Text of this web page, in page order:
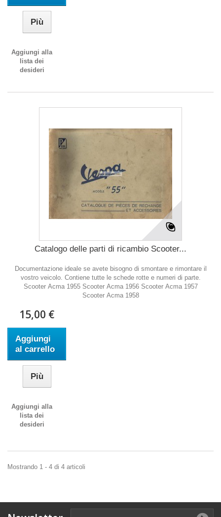
Più
Aggiungi alla
lista dei
desideri
Catalogo delle parti di ricambio Scooter...
Documentazione ideale se avete bisogno di smontare e rimontare il
vostro veicolo. Contiene tutte le schede rotte e numeri di parte.
Scooter Acma 1955 Scooter Acma 1956 Scooter Acma 1957
Scooter Acma 1958
15,00 €
Aggiungi
al carrello
Più
Aggiungi alla
lista dei
desideri
Mostrando 1 - 4 di 4 articoli